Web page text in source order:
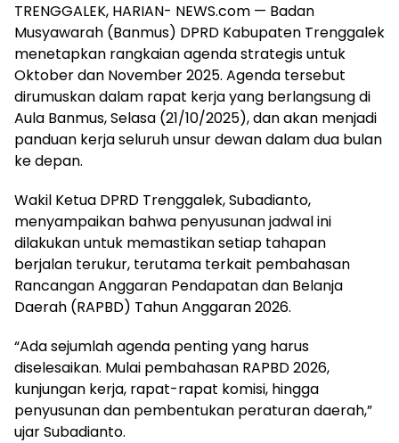
TRENGGALEK, HARIAN- NEWS.com — Badan
Musyawarah (Banmus) DPRD Kabupaten Trenggalek
menetapkan rangkaian agenda strategis untuk
Oktober dan November 2025. Agenda tersebut
dirumuskan dalam rapat kerja yang berlangsung di
Aula Banmus, Selasa (21/10/2025), dan akan menjadi
panduan kerja seluruh unsur dewan dalam dua bulan
ke depan.
Wakil Ketua DPRD Trenggalek, Subadianto,
menyampaikan bahwa penyusunan jadwal ini
dilakukan untuk memastikan setiap tahapan
berjalan terukur, terutama terkait pembahasan
Rancangan Anggaran Pendapatan dan Belanja
Daerah (RAPBD) Tahun Anggaran 2026.
“Ada sejumlah agenda penting yang harus
diselesaikan. Mulai pembahasan RAPBD 2026,
kunjungan kerja, rapat-rapat komisi, hingga
penyusunan dan pembentukan peraturan daerah,”
ujar Subadianto.